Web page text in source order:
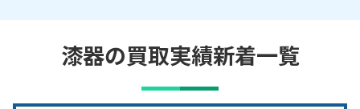
漆器の買取実績新着一覧